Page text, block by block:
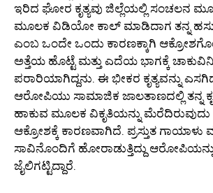
ಇರಿದ ಘೋರ ಕೃತ್ಯವು ಜಿಲ್ಲೆಯಲ್ಲಿ ಸಂಚಲನ
ಮೂಲಕ ವಿಡಿಯೋ ಕಾಲ್ ಮಾಡಿದಾಗ ತನ್ನ
ಎಂಬ ಒಂದೇ ಒಂದು ಕಾರಣಕ್ಕಾಗಿ
ಅತ್ತೆಯ ಹೊಟ್ಟೆ ಮತ್ತು ಎದೆಯ ಭಾಗಕ್ಕೆ
ಪರಾರಿಯಾಗಿದ್ದನು. ಈ ಭೀಕರ ಕೃತ್ಯವನ್ನು
ಆರೋಪಿಯು ಸಾಮಾಜಿಕ ಜಾಲತಾಣದಲ್ಲಿ ತನ್ನ
ಹಾಕುವ ಮೂಲಕ ವಿಕೃತಿಯನ್ನು ಮೆರೆದಿರುವುದು
ಆಕ್ರೋಶಕ್ಕೆ ಕಾರಣವಾಗಿದೆ. ಪ್ರಸ್ತುತ
ಸಾವಿನೊಂದಿಗೆ ಹೋರಾಡುತ್ತಿದ್ದು
ಜೈಲಿಗಟ್ಟಿದ್ದಾರೆ.